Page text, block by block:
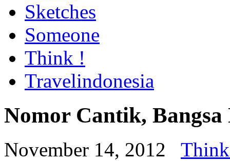
Sketches
Someone
Think !
Travelindonesia
Nomor Cantik,
November 14, 2012